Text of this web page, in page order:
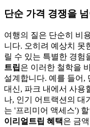
단순 가격 경쟁을
여행의 질은 단순히 비
니다. 오히려 예상치 못
릴 수 있는 특별한 경험
트립은 이러한 철학을
설계합니다. 예를 들어,
대신, 파크 내에서 사용
나, 인기 어트랙션의 대
는 '프리미어 액세스')
이리얼트립 혜택은 금